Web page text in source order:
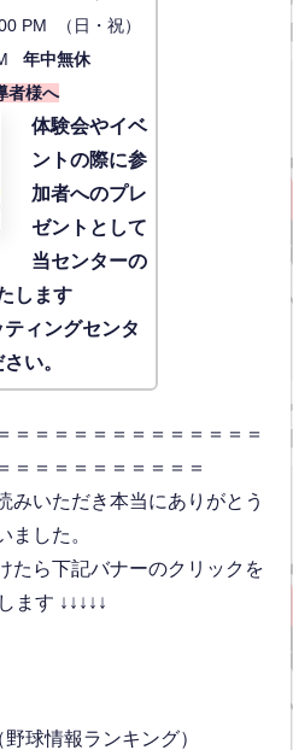
PM （日・祝）
年中無休
者様へ
体験会やイベ
ントの際に参
加者へのプレ
ゼントとして
当センターの
します
ィングセンタ
い。
＝＝＝＝＝＝＝＝＝＝＝＝＝
＝＝＝＝＝＝＝＝＝＝
みいただき本当にありがとう
ました。
たら下記バナーのクリックを
ます ↓↓↓↓↓
野球情報ランキング）